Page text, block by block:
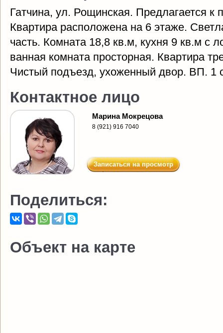
Гатчина, ул. Рощинская. Предлагается к
Квартира расположена на 6 этаже.
часть. Комната 18,8 кв.м, кухня 9 кв.м с
ванная комната просторная. Квартира
Чистый подъезд, ухоженный двор. ВП. 1
Контактное лицо
Марина Мокрецова
8 (921) 916 7040
Записаться на просмотр
Поделиться:
Объект на карте